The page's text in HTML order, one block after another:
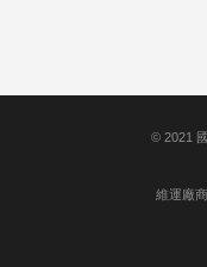
© 2021
維運廠商